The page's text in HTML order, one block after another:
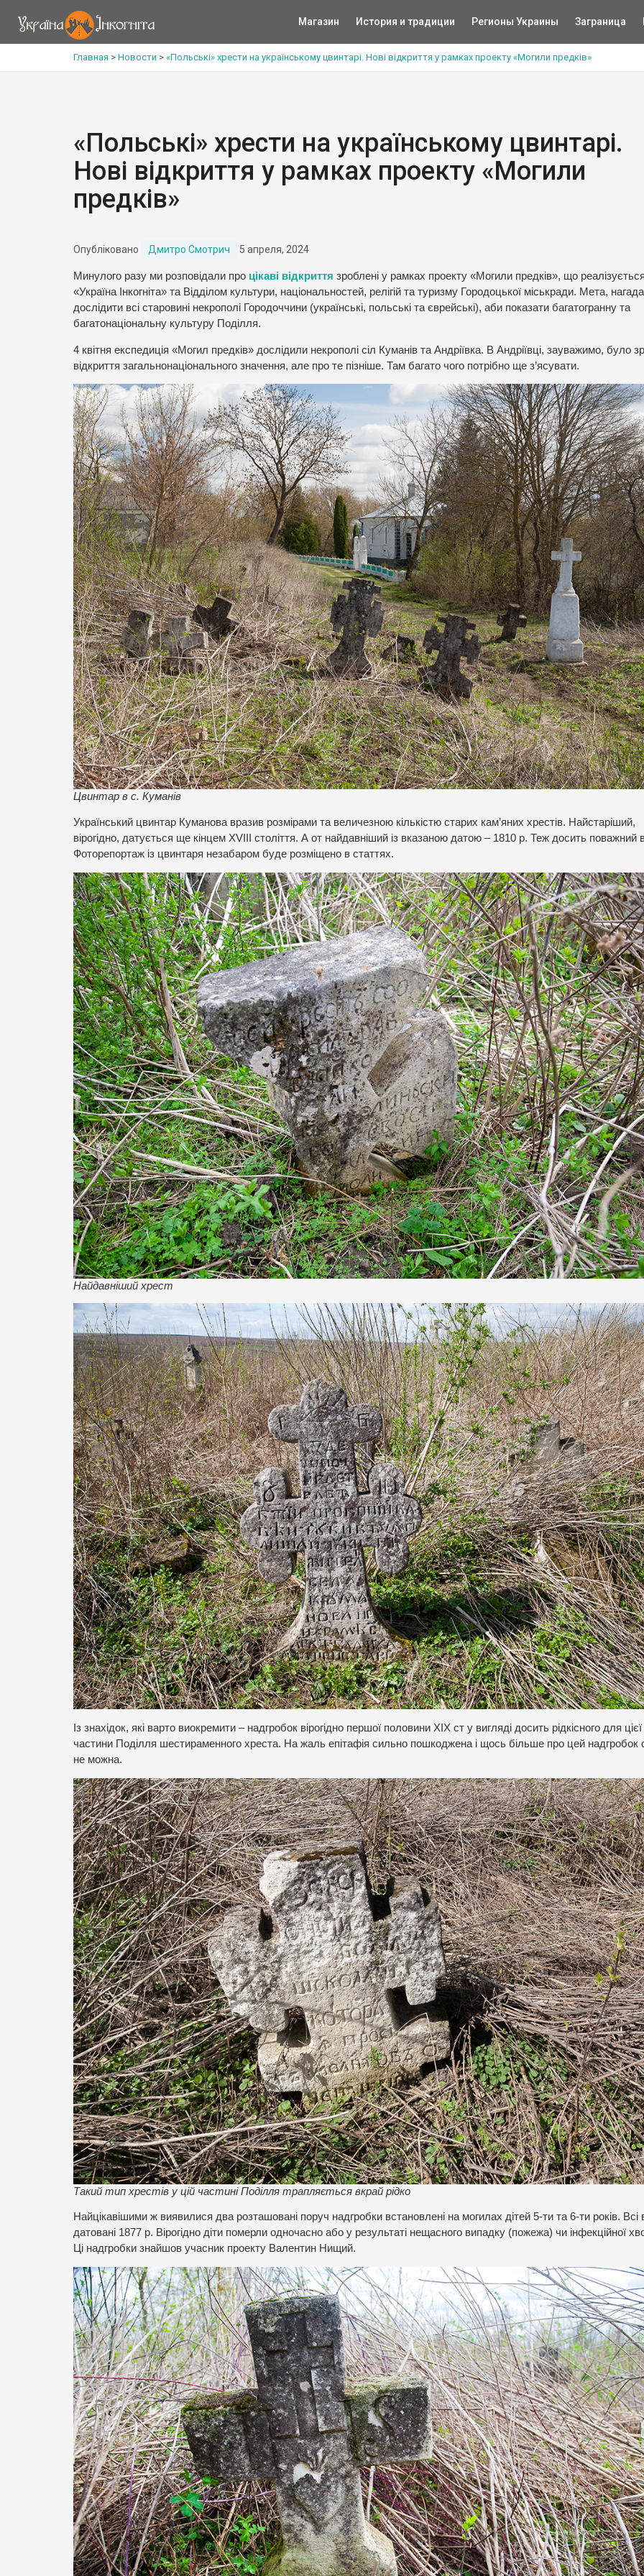
Магазин История и традиции Регионы Украины Заграница
Главная > Новости > «Польські» хрести на українському цвинтарі. Нові відкриття у рамках проекту «Могили предків»
«Польські» хрести на українському цвинтарі.
Нові відкриття у рамках проекту «Могили
предків»
Опубліковано Дмитро Смотрич 5 апреля, 2024
Минулого разу ми розповідали про цікаві відкриття зроблені у рамках проекту «Могили предків», що
«Україна Інкогніта» та Відділом культури, національностей, релігій та туризму Городоцької міськради. Мета,
дослідити всі старовині некрополі Городоччини (українські, польські та єврейські), аби показати багатогранну та
багатонаціональну культуру Поділля.
4 квітня експедиція «Могил предків» дослідили некрополі сіл Куманів та Андріївка. В Андріївці, зауважимо, було
відкриття загальнонаціонального значення, але про те пізніше. Там багато чого потрібно ще з’ясувати.
Цвинтар в с. Куманів
Український цвинтар Куманова вразив розмірами та величезною кількістю старих кам’яних хрестів. Найстаріший,
вірогідно, датується ще кінцем ХVIII століття. А от найдавніший із вказаною датою – 1810 р. Теж досить поважний
Фоторепортаж із цвинтаря незабаром буде розміщено в статтях.
Найдавніший хрест
Із знахідок, які варто виокремити – надгробок вірогідно першої половини ХІХ ст у вигляді досить рідкісного для цієї
частини Поділля шестираменного хреста. На жаль епітафія сильно пошкоджена і щось більше про цей надгробок
не можна.
Такий тип хрестів у цій частині Поділля трапляється вкрай рідко
Найцікавішими ж виявилися два розташовані поруч надгробки встановлені на могилах дітей 5-ти та 6-ти років. Всі
датовані 1877 р. Вірогідно діти померли одночасно або у результаті нещасного випадку (пожежа) чи інфекційної
Ці надгробки знайшов учасник проекту Валентин Нищий.